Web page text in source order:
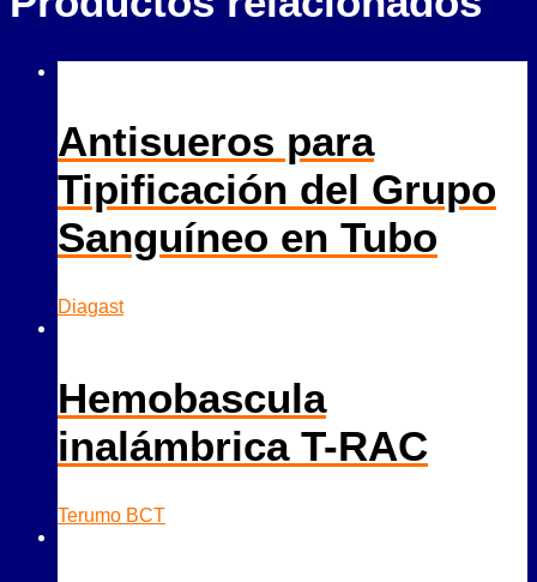
Antisueros para
Tipificación del Grupo
Sanguíneo en Tubo
Diagast
Hemobascula
inalámbrica T-RAC
Terumo BCT